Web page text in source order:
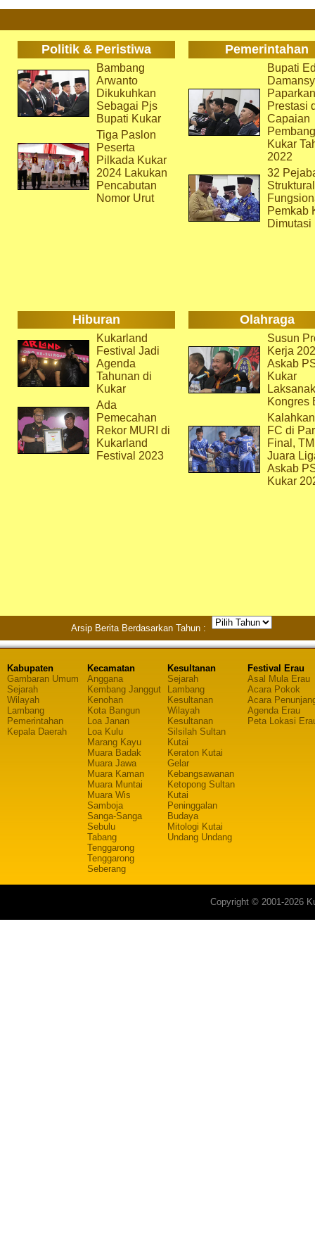
Politik & Peristiwa Pemerintahan
Bambang
Arwanto
Dikukuhkan
Sebagai Pjs
Bupati Kukar
Tiga Paslon
Peserta
Pilkada Kukar
2024 Lakukan
Pencabutan
Nomor Urut
Bupati
Paparkan
Prestasi
Capaian
Kukar
2022
32
Pemkab
Dimutasi
Hiburan Olahraga
Kukarland
Festival Jadi
Agenda
Tahunan di
Kukar
Ada
Pemecahan
Rekor MURI di
Kukarland
Festival 2023
Susun
Kerja
Askab
Kukar
Kongres
FC di
Final,
Juara
Askab
Kukar
Arsip Berita Berdasarkan Tahun :
Kabupaten
Gambaran Umum
Sejarah
Wilayah
Lambang
Pemerintahan
Kepala Daerah
Kecamatan
Anggana
Kembang Janggut
Kenohan
Kota Bangun
Loa Janan
Loa Kulu
Marang Kayu
Muara Badak
Muara Jawa
Muara Kaman
Muara Muntai
Muara Wis
Samboja
Sanga-Sanga
Sebulu
Tabang
Tenggarong
Tenggarong
Seberang
Kesultanan
Sejarah
Lambang
Kesultanan
Wilayah
Kesultanan
Silsilah Sultan
Kutai
Keraton Kutai
Gelar
Kebangsawanan
Ketopong Sultan
Kutai
Peninggalan
Budaya
Mitologi Kutai
Undang Undang
Festival Erau
Asal Mula Erau
Acara Pokok
Acara
Agenda Erau
Peta Lokasi
Copyright © 2001-2026